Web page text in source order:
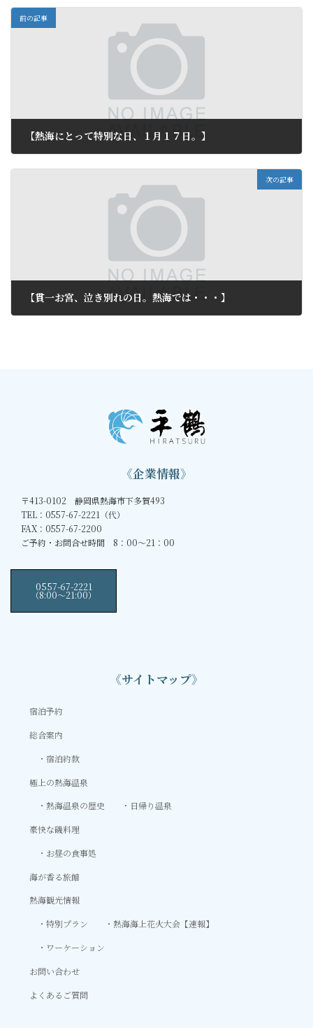
前の記事
【熱海にとって特別な日、１月１７日。】
次の記事
【貫一お宮、泣き別れの日。熱海では・・・】
《企業情報》
〒413-0102 静岡県熱海市下多賀493
TEL：0557-67-2221（代）
FAX：0557-67-2200
ご予約・お問合せ時間 8：00～21：00
0557-67-2221
（8:00〜21:00）
《サイトマップ》
宿泊予約
総合案内
宿泊約款
極上の熱海温泉
熱海温泉の歴史
日帰り温泉
豪快な磯料理
お昼の食事処
海が香る旅館
熱海観光情報
特別プラン
熱海海上花火大会【速報】
ワーケーション
お問い合わせ
よくあるご質問